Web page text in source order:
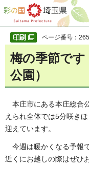
彩の国 埼玉県
ページ番号：
梅の季節です
公園）
本庄市にある本庄総合
えられ全体では5分咲き
迎えています。
今週は暖かくなる予報
近くにお越しの際はぜひ